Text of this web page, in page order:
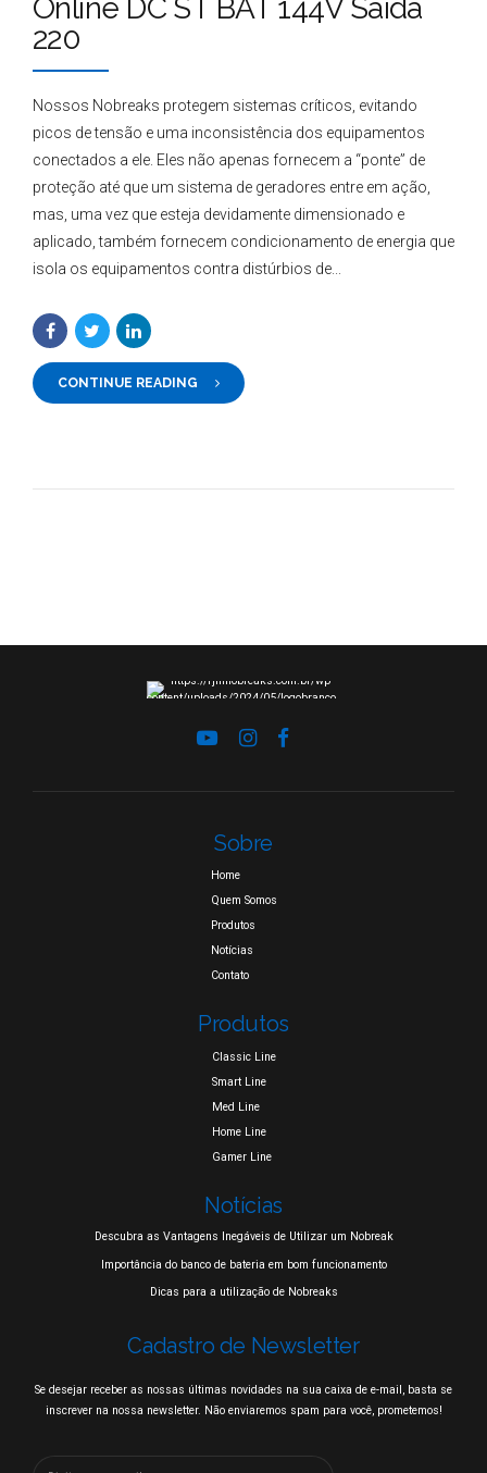
Online DC ST BAT 144V Saída
220
Nossos Nobreaks protegem sistemas críticos, evitando
picos de tensão e uma inconsistência dos equipamentos
conectados a ele. Eles não apenas fornecem a “ponte” de
proteção até que um sistema de geradores entre em ação,
mas, uma vez que esteja devidamente dimensionado e
aplicado, também fornecem condicionamento de energia que
isola os equipamentos contra distúrbios de...
CONTINUE READING
Sobre
Home
Quem Somos
Produtos
Notícias
Contato
Produtos
Classic Line
Smart Line
Med Line
Home Line
Gamer Line
Notícias
Descubra as Vantagens Inegáveis de Utilizar um Nobreak
Importância do banco de bateria em bom funcionamento
Dicas para a utilização de Nobreaks
Cadastro de Newsletter
Se desejar receber as nossas últimas novidades na sua caixa de e-mail, basta se
inscrever na nossa newsletter. Não enviaremos spam para você, prometemos!